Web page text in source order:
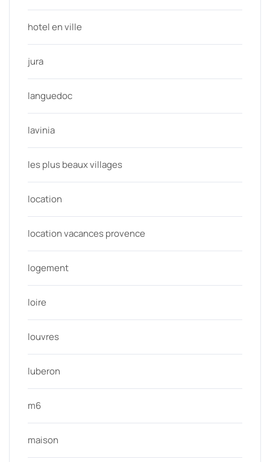
hotel en ville
jura
languedoc
lavinia
les plus beaux villages
location
location vacances provence
logement
loire
louvres
luberon
m6
maison